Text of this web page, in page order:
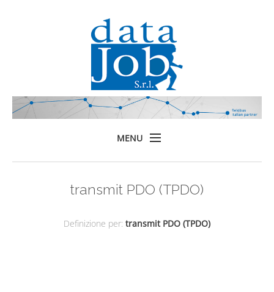
MENU
transmit PDO (TPDO)
Definizione per: transmit PDO (TPDO)